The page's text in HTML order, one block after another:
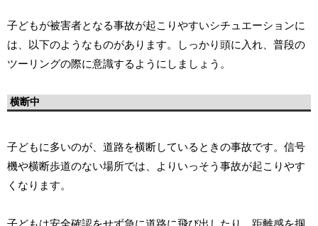
子どもが被害者となる事故が起こりやすいシチュエーションに
は、以下のようなものがあります。しっかり頭に入れ、普段の
ツーリングの際に意識するようにしましょう。
横断中
子どもに多いのが、道路を横断しているときの事故です。信号
機や横断歩道のない場所では、よりいっそう事故が起こりやす
くなります。